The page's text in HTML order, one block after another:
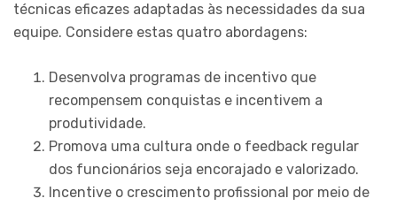
técnicas eficazes adaptadas às necessidades da sua
equipe. Considere estas quatro abordagens:
Desenvolva programas de incentivo que
recompensem conquistas e incentivem a
produtividade.
Promova uma cultura onde o feedback regular
dos funcionários seja encorajado e valorizado.
Incentive o crescimento profissional por meio de